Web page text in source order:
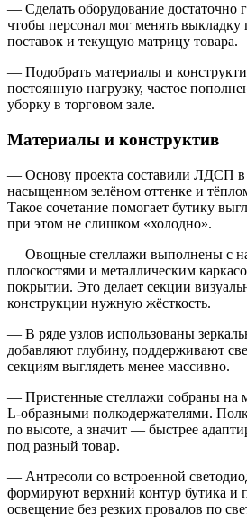
— Сделать оборудование достаточно
чтобы персонал мог менять выкладку
поставок и текущую матрицу товара.
— Подобрать материалы и
постоянную нагрузку, частое
уборку в торговом зале.
Материалы и конструктив
— Основу проекта составили ЛДСП в
насыщенном зелёном оттенке и
Такое сочетание помогает бутику
при этом не слишком «холодно».
— Овощные стеллажи выполнены с
плоскостями и металлическим
покрытии. Это делает секции
конструкции нужную жёсткость.
— В ряде узлов использованы
добавляют глубину, поддерживают
секциям выглядеть менее массивно.
— Пристенные стеллажи собраны на
L-образными полкодержателями.
по высоте, а значит — быстрее
под разный товар.
— Антресоли со встроенной
формируют верхний контур бутика и
освещение без резких провалов по